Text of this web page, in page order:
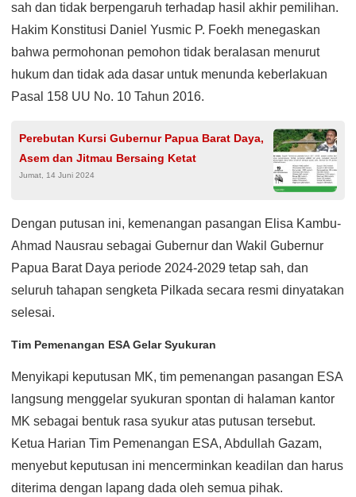
sah dan tidak berpengaruh terhadap hasil akhir pemilihan.
Hakim Konstitusi Daniel Yusmic P. Foekh menegaskan
bahwa permohonan pemohon tidak beralasan menurut
hukum dan tidak ada dasar untuk menunda keberlakuan
Pasal 158 UU No. 10 Tahun 2016.
Perebutan Kursi Gubernur Papua Barat Daya,
Asem dan Jitmau Bersaing Ketat
Jumat, 14 Juni 2024
Dengan putusan ini, kemenangan pasangan Elisa Kambu-
Ahmad Nausrau sebagai Gubernur dan Wakil Gubernur
Papua Barat Daya periode 2024-2029 tetap sah, dan
seluruh tahapan sengketa Pilkada secara resmi dinyatakan
selesai.
Tim Pemenangan ESA Gelar Syukuran
Menyikapi keputusan MK, tim pemenangan pasangan ESA
langsung menggelar syukuran spontan di halaman kantor
MK sebagai bentuk rasa syukur atas putusan tersebut.
Ketua Harian Tim Pemenangan ESA, Abdullah Gazam,
menyebut keputusan ini mencerminkan keadilan dan harus
diterima dengan lapang dada oleh semua pihak.